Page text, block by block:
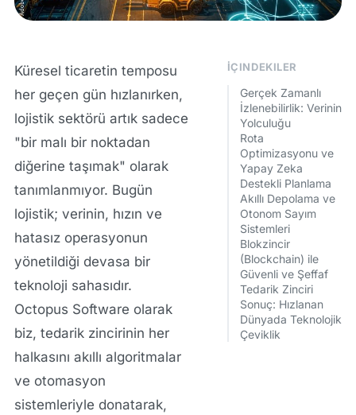
İÇINDEKILER
Gerçek Zamanlı
İzlenebilirlik: Verinin
Yolculuğu
Rota
Optimizasyonu ve
Yapay Zeka
Destekli Planlama
Akıllı Depolama ve
Otonom Sayım
Sistemleri
Blokzincir
(Blockchain) ile
Güvenli ve Şeffaf
Tedarik Zinciri
Sonuç: Hızlanan
Dünyada Teknolojik
Çeviklik
Küresel ticaretin temposu
her geçen gün hızlanırken,
lojistik sektörü artık sadece
"bir malı bir noktadan
diğerine taşımak" olarak
tanımlanmıyor. Bugün
lojistik; verinin, hızın ve
hatasız operasyonun
yönetildiği devasa bir
teknoloji sahasıdır.
Octopus Software olarak
biz, tedarik zincirinin her
halkasını akıllı algoritmalar
ve otomasyon
sistemleriyle donatarak,